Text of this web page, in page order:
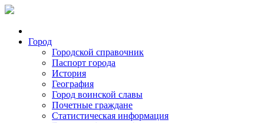
Город
Городской справочник
Паспорт города
История
География
Город воинской славы
Почетные граждане
Статистическая информация